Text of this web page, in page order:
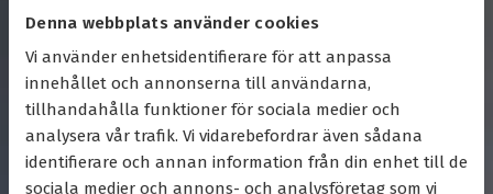
Denna webbplats använder cookies
Vi använder enhetsidentifierare för att anpassa
innehållet och annonserna till användarna,
tillhandahålla funktioner för sociala medier och
analysera vår trafik. Vi vidarebefordrar även sådana
identifierare och annan information från din enhet till de
sociala medier och annons- och analysföretag som vi